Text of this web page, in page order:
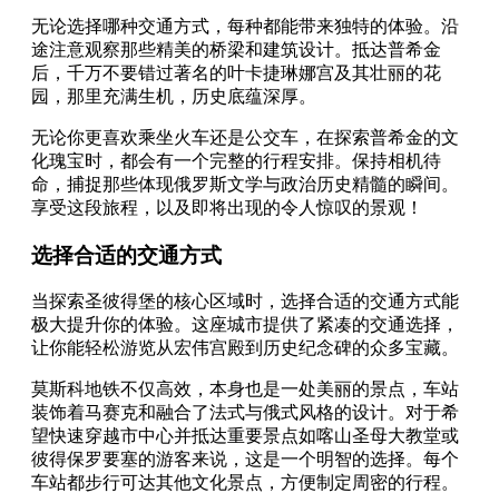
无论选择哪种交通方式，每种都能带来独特的体验。沿
途注意观察那些精美的桥梁和建筑设计。抵达普希金
后，千万不要错过著名的叶卡捷琳娜宫及其壮丽的花
园，那里充满生机，历史底蕴深厚。
无论你更喜欢乘坐火车还是公交车，在探索普希金的文
化瑰宝时，都会有一个完整的行程安排。保持相机待
命，捕捉那些体现俄罗斯文学与政治历史精髓的瞬间。
享受这段旅程，以及即将出现的令人惊叹的景观！
选择合适的交通方式
当探索圣彼得堡的核心区域时，选择合适的交通方式能
极大提升你的体验。这座城市提供了紧凑的交通选择，
让你能轻松游览从宏伟宫殿到历史纪念碑的众多宝藏。
莫斯科地铁不仅高效，本身也是一处美丽的景点，车站
装饰着马赛克和融合了法式与俄式风格的设计。对于希
望快速穿越市中心并抵达重要景点如喀山圣母大教堂或
彼得保罗要塞的游客来说，这是一个明智的选择。每个
车站都步行可达其他文化景点，方便制定周密的行程。